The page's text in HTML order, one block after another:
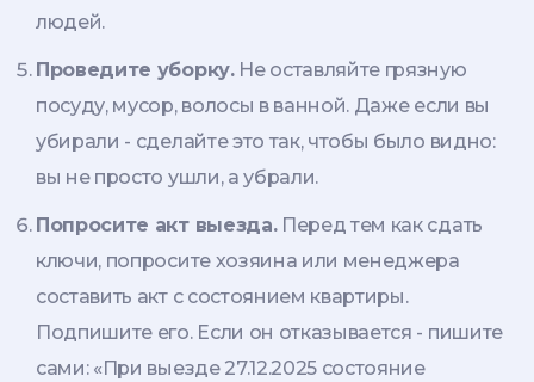
людей.
Проведите уборку.Не оставляйте грязную
посуду, мусор, волосы в ванной. Даже если вы
убирали - сделайте это так, чтобы было видно:
вы не просто ушли, а убрали.
Попросите акт выезда.Перед тем как сдать
ключи, попросите хозяина или менеджера
составить акт с состоянием квартиры.
Подпишите его. Если он отказывается - пишите
сами: «При выезде 27.12.2025 состояние